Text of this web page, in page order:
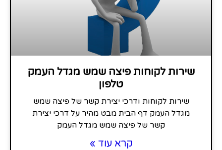
שירות לקוחות פיצה שמש מגדל העמק
טלפון
שירות לקוחות ודרכי יצירת קשר של פיצה שמש
מגדל העמק דף הבית מבט מהיר על דרכי יצירת
קשר של פיצה שמש מגדל העמק
קרא עוד »